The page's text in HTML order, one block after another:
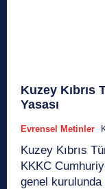
Kuzey
Yasası
Evrensel Metinler
Kuzey Kıbrıs
KKKC
genel